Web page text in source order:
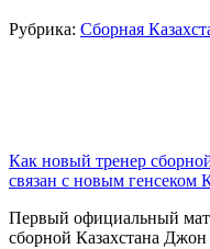
Рубрика: Сборная
Как новый тренер
связан с новым
Первый официальный
сборной Казахстана Джон